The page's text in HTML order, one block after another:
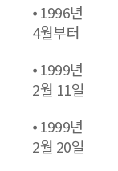
⦁ 1996년
4월부터
⦁ 1999년
2월 11일
⦁ 1999년
2월 20일